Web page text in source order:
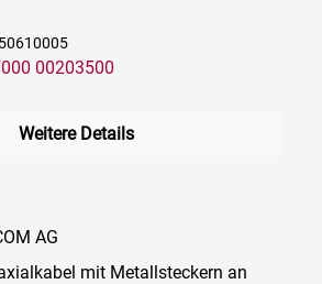
00203500
Weitere Details